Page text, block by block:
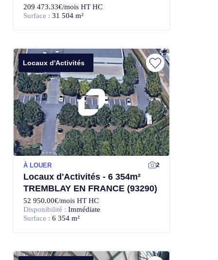
209 473.33€/mois HT HC
Surface : 31 504 m²
Locaux d'Activités
À LOUER 2
Locaux d'Activités - 6 354m²
TREMBLAY EN FRANCE (93290)
52 950.00€/mois HT HC
Disponibilité : Immédiate
Surface : 6 354 m²